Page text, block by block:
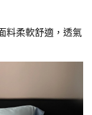
料柔軟舒適，透氣